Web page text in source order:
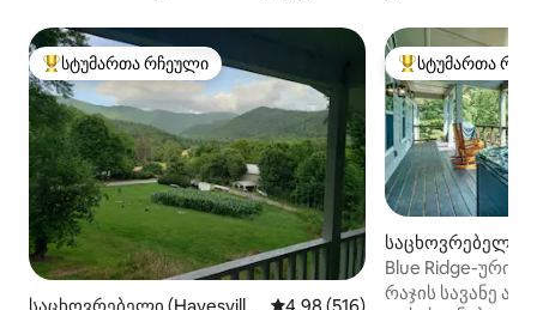
სტუმართა რჩეული მოწინავე ვარიანტი
სტუმართა რჩეული სტუმართა
სტუმართა
საცხოვრებელი
Blue Ridge-ური
ხედები +
რაჯის სავანე